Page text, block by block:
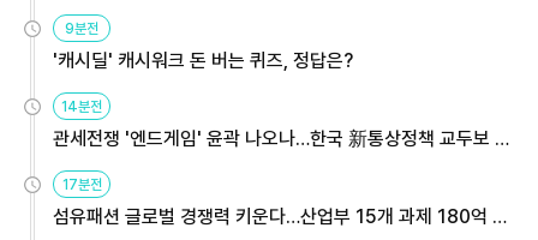
9분전
'캐시딜' 캐시워크 돈 버는 퀴즈, 정답은?
14분전
관세전쟁 '엔드게임' 윤곽 나오나…한국 新통상정책 교두보 활
17분전
섬유패션 글로벌 경쟁력 키운다…산업부 15개 과제 180억 지